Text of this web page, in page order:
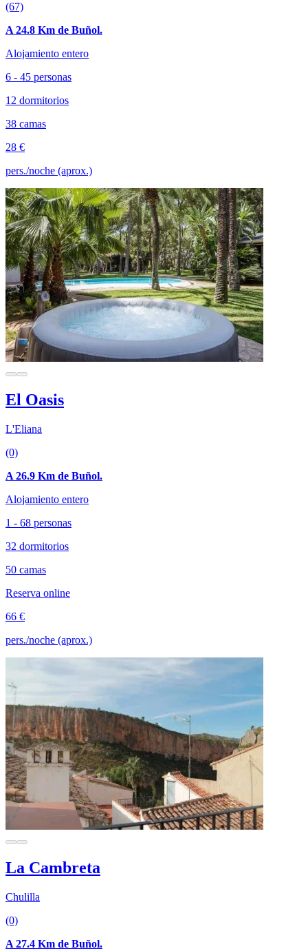
(67)
A 24.8 Km de Buñol.
Alojamiento entero
6 - 45 personas
12 dormitorios
38 camas
28 €
pers./noche (aprox.)
El Oasis
L'Eliana
(0)
A 26.9 Km de Buñol.
Alojamiento entero
1 - 68 personas
32 dormitorios
50 camas
Reserva online
66 €
pers./noche (aprox.)
La Cambreta
Chulilla
(0)
A 27.4 Km de Buñol.